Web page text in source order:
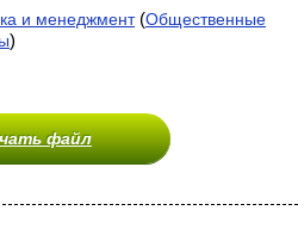
и менеджмент(Общественные
)
файл